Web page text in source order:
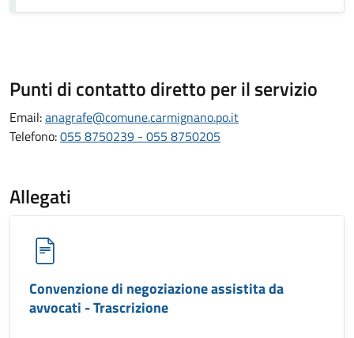
Punti di contatto diretto per il servizio
Email:anagrafe@comune.carmignano.po.it
Telefono:055 8750239 - 055 8750205
Allegati
Convenzione di negoziazione assistita da
avvocati - Trascrizione